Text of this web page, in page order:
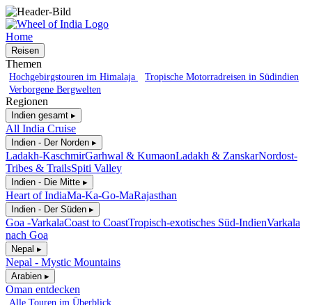
Home
Reisen
Themen
Hochgebirgstouren im Himalaja
Tropische Motorradreisen in Südindien
Verborgene Bergwelten
Regionen
Indien gesamt ▸
All India Cruise
Indien - Der Norden ▸
Ladakh-KaschmirGarhwal & KumaonLadakh & ZanskarNordost-
Tribes & TrailsSpiti Valley
Indien - Die Mitte ▸
Heart of IndiaMa-Ka-Go-MaRajasthan
Indien - Der Süden ▸
Goa -VarkalaCoast to CoastTropisch-exotisches Süd-IndienVarkala
nach Goa
Nepal ▸
Nepal - Mystic Mountains
Arabien ▸
Oman entdecken
Alle Touren im Überblick